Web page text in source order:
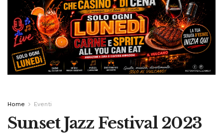
Home Eventi
Sunset Jazz Festival 2023